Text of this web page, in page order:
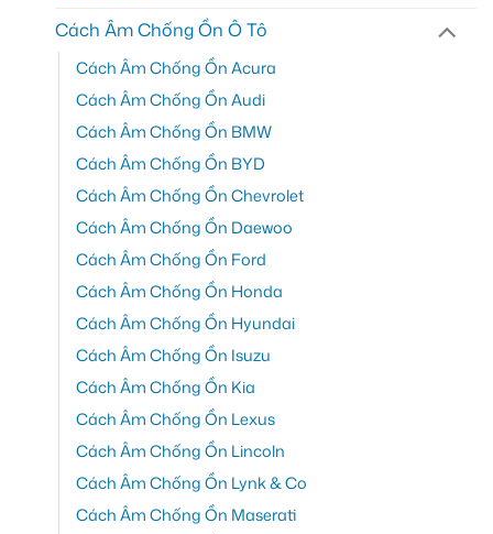
Cách Âm Chống Ồn Ô Tô
Cách Âm Chống Ồn Acura
Cách Âm Chống Ồn Audi
Cách Âm Chống Ồn BMW
Cách Âm Chống Ồn BYD
Cách Âm Chống Ồn Chevrolet
Cách Âm Chống Ồn Daewoo
Cách Âm Chống Ồn Ford
Cách Âm Chống Ồn Honda
Cách Âm Chống Ồn Hyundai
Cách Âm Chống Ồn Isuzu
Cách Âm Chống Ồn Kia
Cách Âm Chống Ồn Lexus
Cách Âm Chống Ồn Lincoln
Cách Âm Chống Ồn Lynk & Co
Cách Âm Chống Ồn Maserati